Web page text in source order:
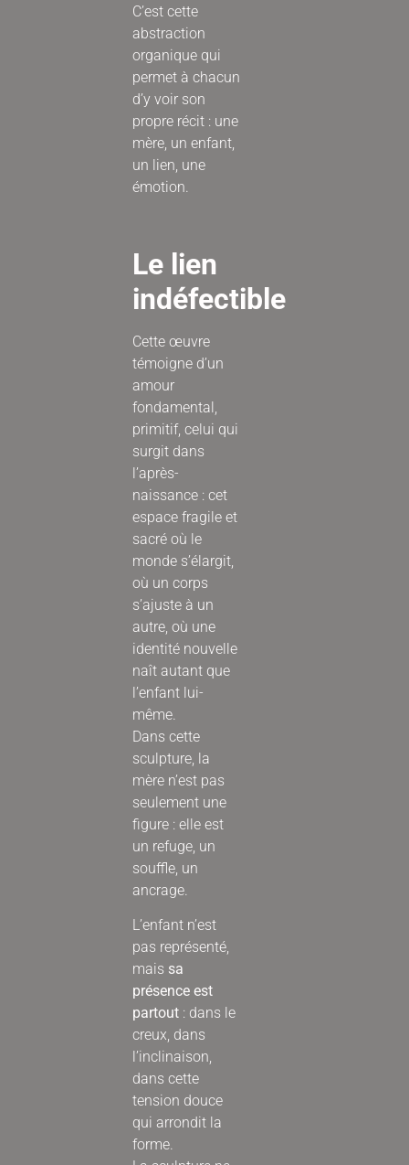
C’est cette
abstraction
organique qui
permet à chacun
d’y voir son
propre récit : une
mère, un enfant,
un lien, une
émotion.
Le lien
indéfectible
Cette œuvre
témoigne d’un
amour
fondamental,
primitif, celui qui
surgit dans
l’après-
naissance : cet
espace fragile et
sacré où le
monde s’élargit,
où un corps
s’ajuste à un
autre, où une
identité nouvelle
naît autant que
l’enfant lui-
même.
Dans cette
sculpture, la
mère n’est pas
seulement une
figure : elle est
un refuge, un
souffle, un
ancrage.
L’enfant n’est
pas représenté,
mais sa
présence est
partout: dans le
creux, dans
l’inclinaison,
dans cette
tension douce
qui arrondit la
forme.